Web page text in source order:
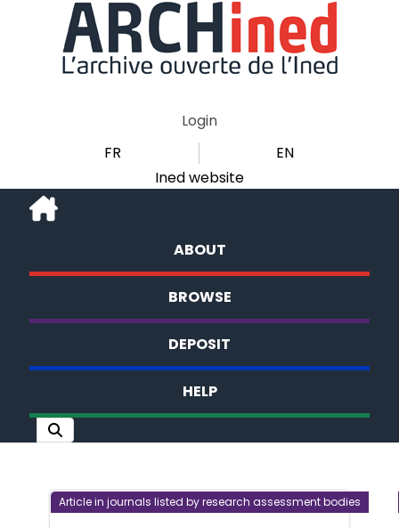
Login
FR
EN
Ined website
ABOUT
BROWSE
DEPOSIT
HELP
Article in journals listed by research assessment bodies